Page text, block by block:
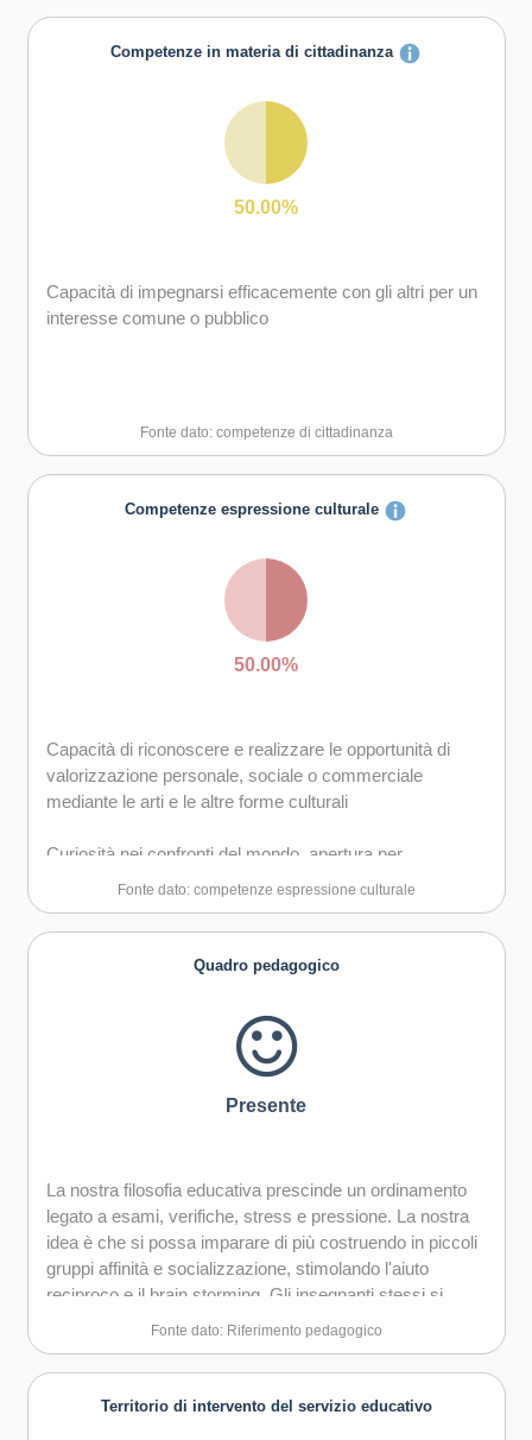
Competenze in materia di cittadinanza
50.00%
Capacità di impegnarsi efficacemente con gli altri per un
interesse comune o pubblico
Fonte dato: competenze di cittadinanza
Competenze espressione culturale
50.00%
Capacità di riconoscere e realizzare le opportunità di
valorizzazione personale, sociale o commerciale
mediante le arti e le altre forme culturali
Curiosità nei confronti del mondo, apertura per
immaginare nuove possibilità
Fonte dato: competenze espressione culturale
Quadro pedagogico
Presente
La nostra filosofia educativa prescinde un ordinamento
legato a esami, verifiche, stress e pressione. La nostra
idea è che si possa imparare di più costruendo in piccoli
gruppi affinità e socializzazione, stimolando l'aiuto
reciproco e il brain storming. Gli insegnanti stessi si
confrontano con i discenti in uno scambio continuo volto
approfondire materie, tematiche, argomenti deve essere
il momento centrale, stimolando anche uno scambio di
Fonte dato: Riferimento pedagogico
Territorio di intervento del servizio educativo